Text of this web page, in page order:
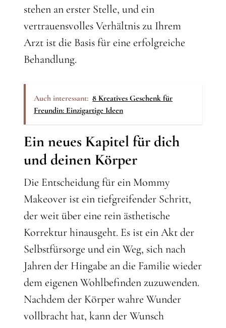
stehen an erster Stelle, und ein
vertrauensvolles Verhältnis zu Ihrem
Arzt ist die Basis für eine erfolgreiche
Behandlung.
Auch interessant: 8 Kreatives Geschenk für
Freundin: Einzigartige Ideen
Ein neues Kapitel für dich
und deinen Körper
Die Entscheidung für ein Mommy
Makeover ist ein tiefgreifender Schritt,
der weit über eine rein ästhetische
Korrektur hinausgeht. Es ist ein Akt der
Selbstfürsorge und ein Weg, sich nach
Jahren der Hingabe an die Familie wieder
dem eigenen Wohlbefinden zuzuwenden.
Nachdem der Körper wahre Wunder
vollbracht hat, kann der Wunsch